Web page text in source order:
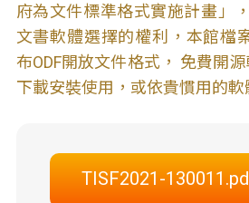
府為文件標準格式實施計畫」
文書軟體選擇的權利，本館檔
布ODF開放文件格式， 免費開
下載安裝使用，或依貴慣用的軟
TISF2021-